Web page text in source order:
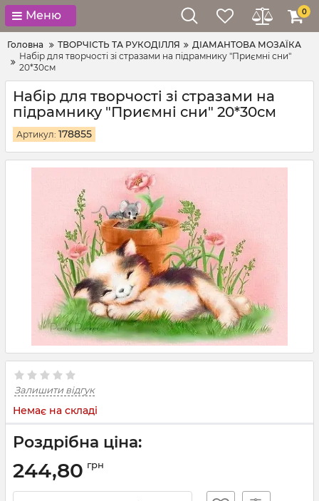
Меню 0
Головна ТВОРЧІСТЬ ТА РУКОДІЛЛЯ
ДІАМАНТОВА МОЗАЇКА
Набір для творчості зі стразами на підрамнику "Приємні сни"
20*30см
Набір для творчості зі стразами на
підрамнику "Приємні сни" 20*30см
Артикул: 178855
Залишити відгук
Немає на складі
Роздрібна ціна:
244,80 грн